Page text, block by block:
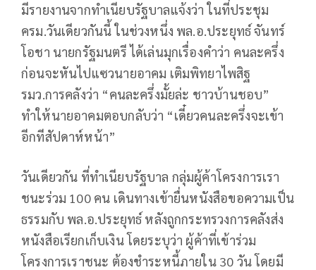
มีรายงานจากทำเนียบรัฐบาลแจ้งว่า ในที่ประชุม
ครม.วันเดียวกันนี้ ในช่วงหนึ่ง พล.อ.ประยุทธ์ จันทร์
โอชา นายกรัฐมนตรี ได้เล่นมุกเรื่องคำว่า คนละครึ่ง
ก่อนจะหันไปแซวนายอาคม เติมพิทยาไพสิฐ
รมว.การคลังว่า “คนละครึ่งมั้ยล่ะ ชาวบ้านชอบ”
ทำให้นายอาคมตอบกลับว่า “เดี๋ยวคนละครึ่งจะเข้า
อีกทีสัปดาห์หน้า”
วันเดียวกัน ที่ทำเนียบรัฐบาล กลุ่มผู้ค้าโครงการเรา
ชนะร่วม 100 คน เดินทางเข้ายื่นหนังสือขอความเป็น
ธรรมกับ พล.อ.ประยุทธ์ หลังถูกกระทรวงการคลังส่ง
หนังสือเรียกเก็บเงิน โดยระบุว่า ผู้ค้าที่เข้าร่วม
โครงการเราชนะ ต้องชำระหนี้ภายใน 30 วัน โดยมี